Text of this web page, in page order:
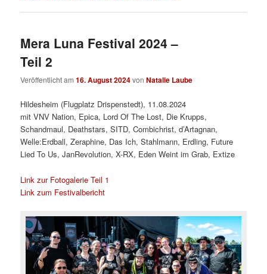
Mera Luna Festival 2024 –
Teil 2
Veröffentlicht am16. August 2024vonNatalie Laube
Hildesheim (Flugplatz Drispenstedt), 11.08.2024
mit VNV Nation, Epica, Lord Of The Lost, Die Krupps,
Schandmaul, Deathstars, SITD, Combichrist, d’Artagnan,
Welle:Erdball, Zeraphine, Das Ich, Stahlmann, Erdling, Future
Lied To Us, JanRevolution, X-RX, Eden Weint im Grab, Extize
Link zur Fotogalerie Teil 1
Link zum Festivalbericht